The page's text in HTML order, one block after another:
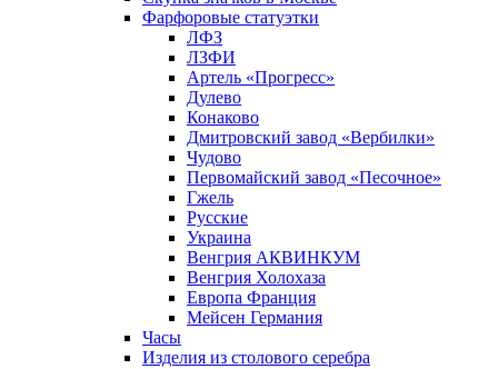
Фарфоровые статуэтки
ЛФЗ
ЛЗФИ
Артель «Прогресс»
Дулево
Конаково
Дмитровский завод «Вербилки»
Чудово
Первомайский завод «Песочное»
Гжель
Русские
Украина
Венгрия АКВИНКУМ
Венгрия Холохаза
Европа Франция
Мейсен Германия
Часы
Изделия из столового серебра